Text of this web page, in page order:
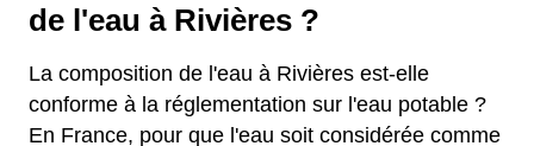
de l'eau à Rivières ?
La composition de l'eau à Rivières est-elle
conforme à la réglementation sur l'eau potable ?
En France, pour que l'eau soit considérée comme